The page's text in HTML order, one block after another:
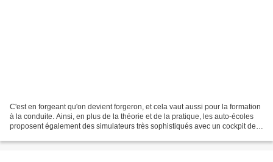
C'est en forgeant qu'on devient forgeron, et cela vaut aussi pour la formation
à la conduite. Ainsi, en plus de la théorie et de la pratique, les auto-écoles
proposent également des simulateurs très sophistiqués avec un cockpit de